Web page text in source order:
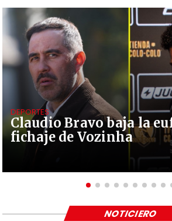
Claudio Bravo baja la
fichaje de Vozinha
DEPORTES
NOTICIERO